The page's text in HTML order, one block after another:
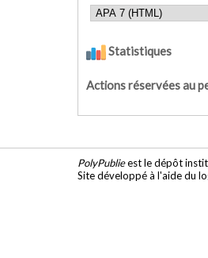
Statistiques
Actions réservées au
PolyPublieest le dépôt
Site développé à l'aide du